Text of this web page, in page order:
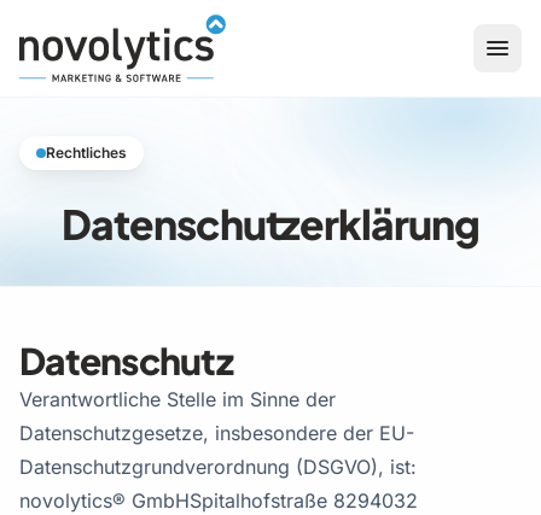
Rechtliches
Datenschutzerklärung
Datenschutz
Verantwortliche Stelle im Sinne der
Datenschutzgesetze, insbesondere der EU-
Datenschutzgrundverordnung (DSGVO), ist:
novolytics® GmbHSpitalhofstraße 8294032